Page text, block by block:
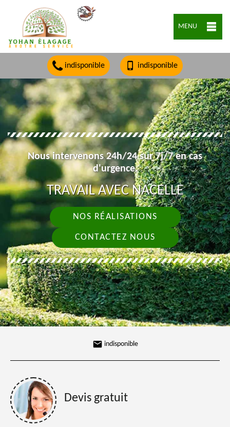
MENU
indisponible indisponible
Nous intervenons 24h/24 sur 7j/7 en cas
d'urgence.
TRAVAIL AVEC NACELLE
NOS RÉALISATIONS
CONTACTEZ NOUS
indisponible
Devis gratuit